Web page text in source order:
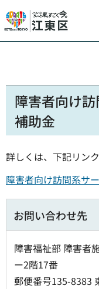
障害者向け
補助金
詳しくは、下記リン
障害者向け訪問系サ
お問い合わせ先
障害福祉部 障害者
ー2階17番
郵便番号135-8383